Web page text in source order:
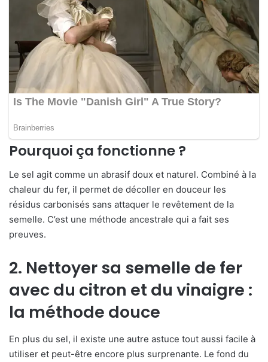
Pourquoi ça fonctionne ?
Le sel agit comme un abrasif doux et naturel. Combiné à la
chaleur du fer, il permet de décoller en douceur les
résidus carbonisés sans attaquer le revêtement de la
semelle. C’est une méthode ancestrale qui a fait ses
preuves.
2. Nettoyer sa semelle de fer
avec du citron et du vinaigre :
la méthode douce
En plus du sel, il existe une autre astuce tout aussi facile à
utiliser et peut-être encore plus surprenante. Le fond du